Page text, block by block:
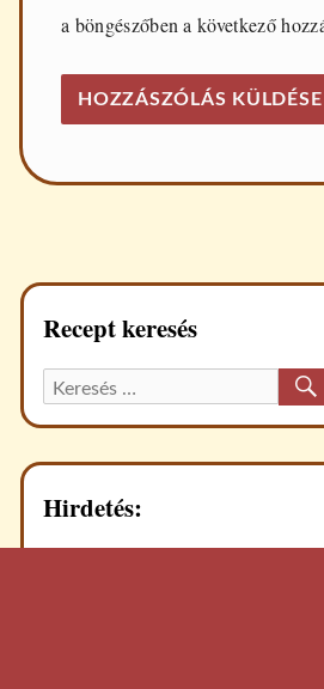
a böngészőben a következő
Recept keresés
Keresett
recept:
Hirdetés: